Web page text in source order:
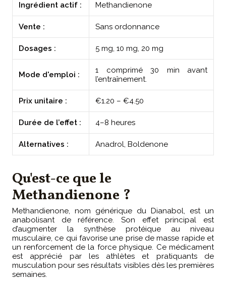
Ingrédient actif : Methandienone
Vente : Sans ordonnance
Dosages : 5 mg, 10 mg, 20 mg
Mode d'emploi :
1 comprimé 30 min avant
l’entraînement.
Prix unitaire : €1.20 – €4.50
Durée de l’effet : 4–8 heures
Alternatives : Anadrol, Boldenone
Qu'est-ce que le
Methandienone ?
Methandienone, nom générique du Dianabol, est un
anabolisant de référence. Son effet principal est
d’augmenter la synthèse protéique au niveau
musculaire, ce qui favorise une prise de masse rapide et
un renforcement de la force physique. Ce médicament
est apprécié par les athlètes et pratiquants de
musculation pour ses résultats visibles dès les premières
semaines.